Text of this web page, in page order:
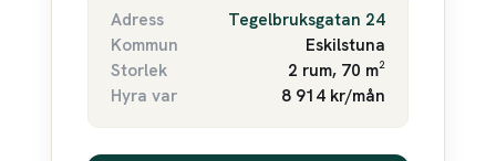
Adress
Tegelbruksgatan 24
Kommun
Eskilstuna
Storlek
2 rum, 70 m²
Hyra var
8 914 kr/mån